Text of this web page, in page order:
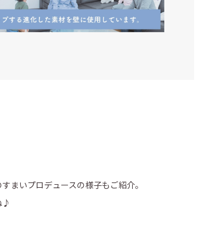
まいプロデュースの様子もご紹介。
♪